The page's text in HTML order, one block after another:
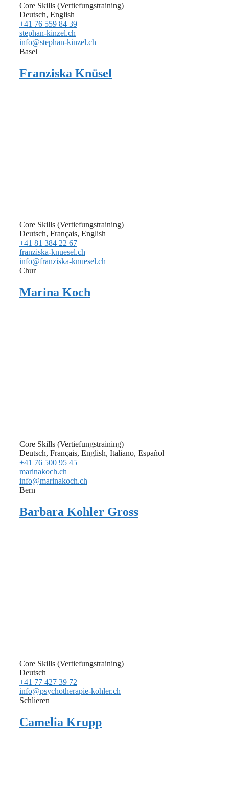
Core Skills (Vertiefungstraining)
Deutsch, English
+41 76 559 84 39
stephan-kinzel.ch
info@stephan-kinzel.ch
Basel
Franziska Knüsel
Core Skills (Vertiefungstraining)
Deutsch, Français, English
+41 81 384 22 67
franziska-knuesel.ch
info@franziska-knuesel.ch
Chur
Marina Koch
Core Skills (Vertiefungstraining)
Deutsch, Français, English, Italiano, Español
+41 76 500 95 45
marinakoch.ch
info@marinakoch.ch
Bern
Barbara Kohler Gross
Core Skills (Vertiefungstraining)
Deutsch
+41 77 427 39 72
info@psychotherapie-kohler.ch
Schlieren
Camelia Krupp